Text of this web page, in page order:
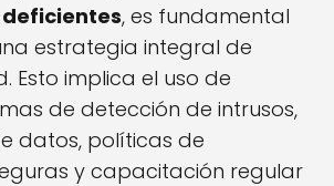
, es fundamental
estrategia integral de
Esto implica el uso de
de detección de intrusos,
datos, políticas de
y capacitación regular